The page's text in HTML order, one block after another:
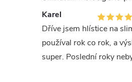
Karel
Dříve jsem hlístice na
používal rok co rok, a
super. Poslední roky